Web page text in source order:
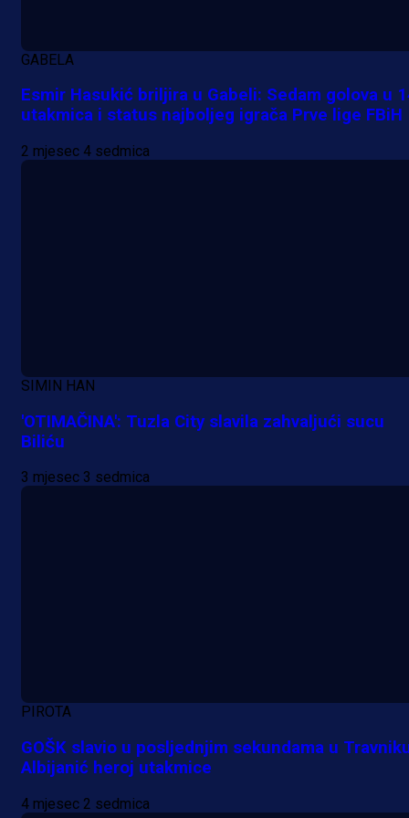
GABELA
Esmir Hasukić briljira u Gabeli: Sedam golova u
utakmica i status najboljeg igrača Prve lige FBiH
2 mjesec 4 sedmica
SIMIN HAN
'OTIMAČINA': Tuzla City slavila zahvaljući sucu
Biliću
3 mjesec 3 sedmica
PIROTA
GOŠK slavio u posljednjim sekundama u
Albijanić heroj utakmice
4 mjesec 2 sedmica